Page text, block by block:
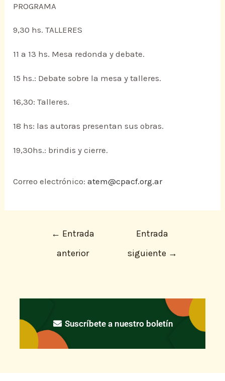
PROGRAMA
9,30 hs. TALLERES
11 a 13 hs. Mesa redonda y debate.
15 hs.: Debate sobre la mesa y talleres.
16,30: Talleres.
18 hs: las autoras presentan sus obras.
19,30hs.: brindis y cierre.
Correo electrónico:atem@cpacf.org.ar
← Entrada
anterior
Entrada
siguiente →
Suscríbete a nuestro boletín